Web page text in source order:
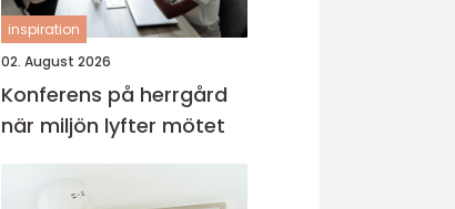
inspiration
02. August 2026
Konferens på herrgård
när miljön lyfter mötet